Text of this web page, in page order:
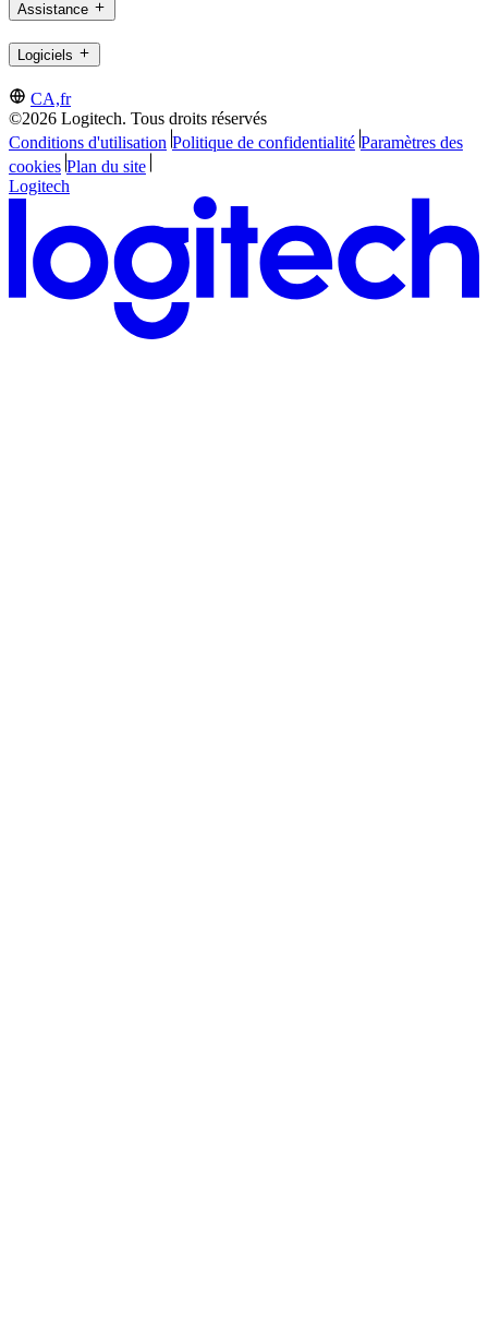
Assistance
Logiciels
CA,fr
©2026 Logitech. Tous droits réservés
Conditions d'utilisation Politique de confidentialité Paramètres des
cookies Plan du site
Logitech